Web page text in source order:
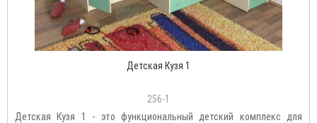
Детская Кузя 1
256-1
Детская Кузя 1 - это функциональный детский комплекс для